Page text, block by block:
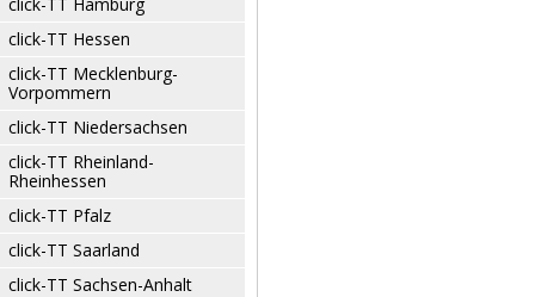
click-TT Hessen
click-TT Mecklenburg-
Vorpommern
click-TT Niedersachsen
click-TT Rheinland-
Rheinhessen
click-TT Pfalz
click-TT Saarland
click-TT Sachsen-Anhalt